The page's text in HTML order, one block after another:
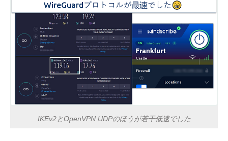
IKEv2とOpenVPN UDPのほうが若干低速でした